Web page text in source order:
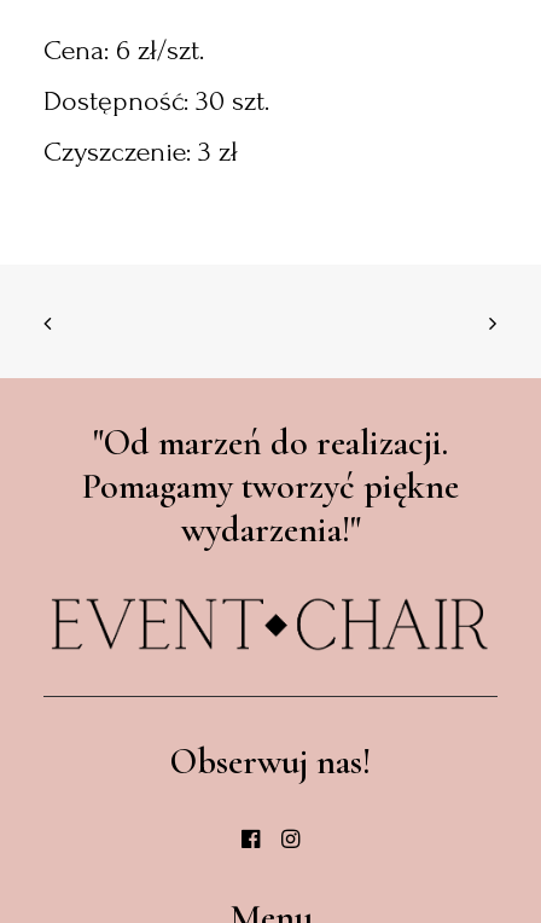
Cena: 6 zł/szt.
Dostępność: 30 szt.
Czyszczenie: 3 zł
"Od marzeń do realizacji.
Pomagamy tworzyć piękne
wydarzenia!"
Obserwuj nas!